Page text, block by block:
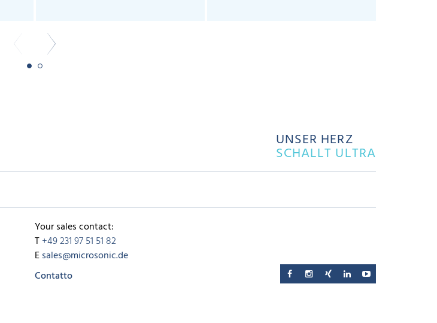
UNSER HERZ
SCHALLT ULTRA
Your sales contact:
T+49 231 97 51 51 82
Esales@microsonic.de
Contatto